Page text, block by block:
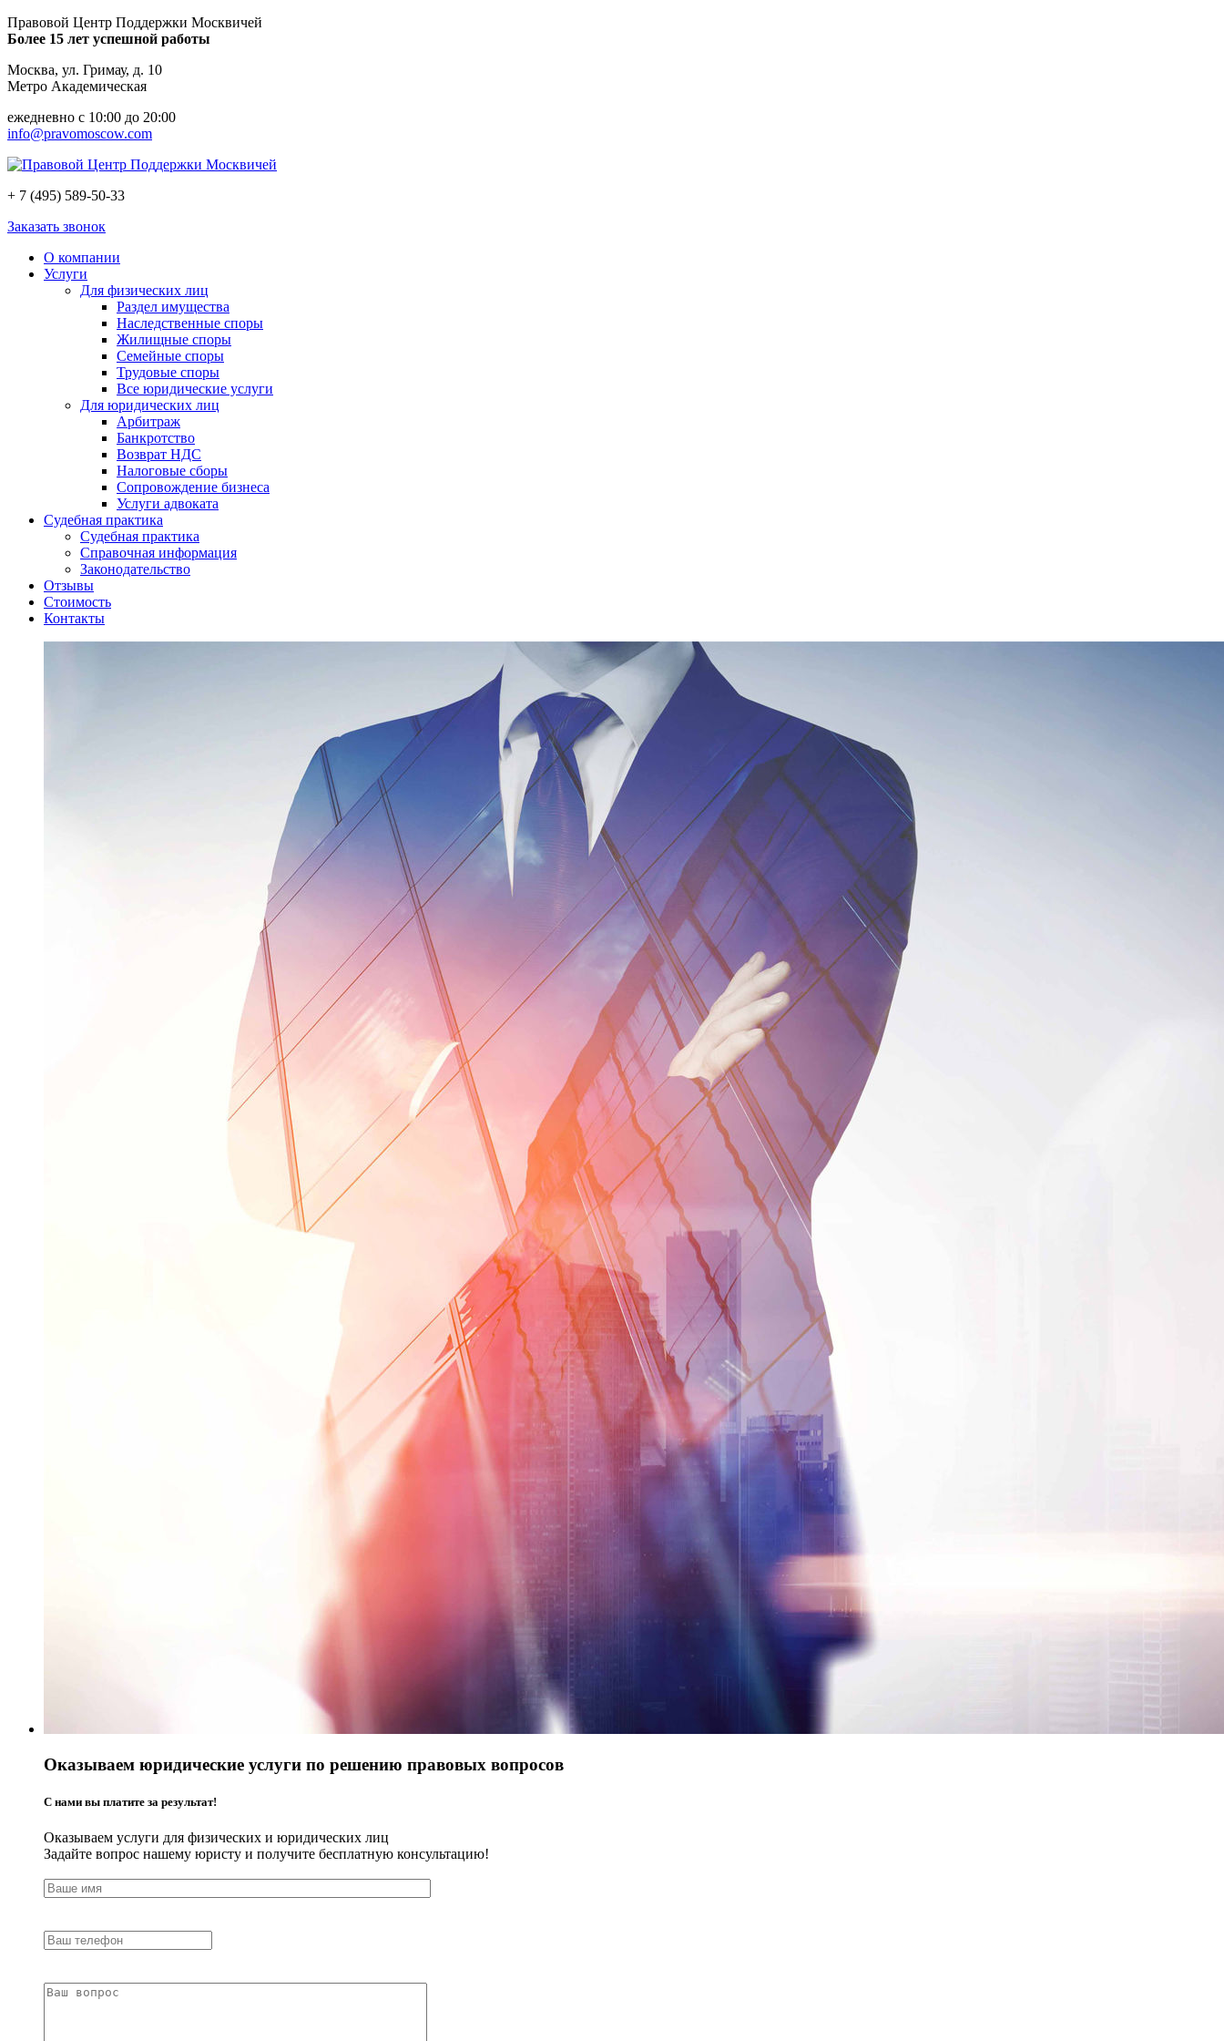
Правовой Центр Поддержки Москвичей
Более 15 лет успешной работы
Москва, ул. Гримау, д. 10
Метро Академическая
ежедневно с 10:00 до 20:00
info@pravomoscow.com
+ 7 (495) 589-50-33
Заказать звонок
О компании
Услуги
Для физических лиц
Раздел имущества
Наследственные споры
Жилищные споры
Семейные споры
Трудовые споры
Все юридические услуги
Для юридических лиц
Арбитраж
Банкротство
Возврат НДС
Налоговые сборы
Сопровождение бизнеса
Услуги адвоката
Судебная практика
Судебная практика
Справочная информация
Законодательство
Отзывы
Стоимость
Контакты
Оказываем юридические услуги по решению правовых вопросов
С нами вы платите за результат!
Оказываем услуги для физических и юридических лиц
Задайте вопрос нашему юристу и получите бесплатную консультацию!